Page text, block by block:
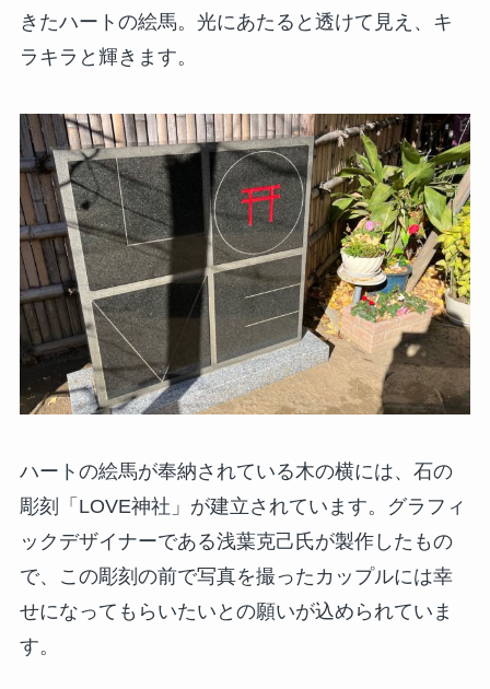
きたハートの絵馬。光にあたると透けて見え、キ
ラキラと輝きます。
ハートの絵馬が奉納されている木の横には、石の
彫刻「LOVE神社」が建立されています。グラフィ
ックデザイナーである浅葉克己氏が製作したもの
で、この彫刻の前で写真を撮ったカップルには幸
せになってもらいたいとの願いが込められていま
す。